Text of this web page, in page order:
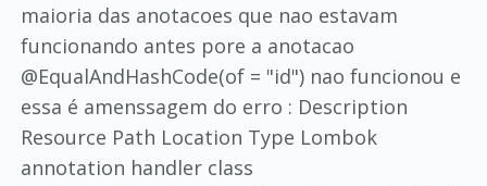
maioria das anotacoes que nao estavam
funcionando antes pore a anotacao
@EqualAndHashCode(of = "id") nao funcionou e
essa é amenssagem do erro : Description
Resource Path Location Type Lombok
annotation handler class